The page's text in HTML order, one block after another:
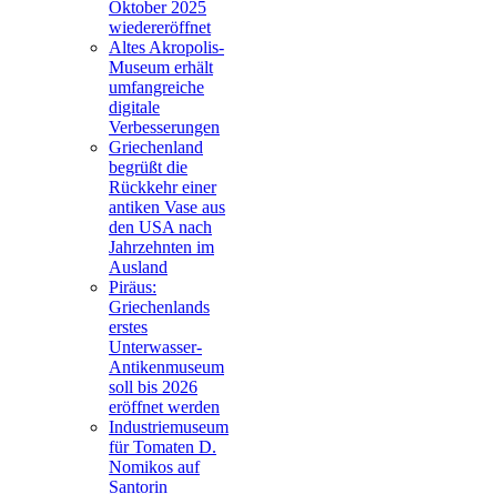
Oktober 2025
wiedereröffnet
Altes Akropolis-
Museum erhält
umfangreiche
digitale
Verbesserungen
Griechenland
begrüßt die
Rückkehr einer
antiken Vase aus
den USA nach
Jahrzehnten im
Ausland
Piräus:
Griechenlands
erstes
Unterwasser-
Antikenmuseum
soll bis 2026
eröffnet werden
Industriemuseum
für Tomaten D.
Nomikos auf
Santorin